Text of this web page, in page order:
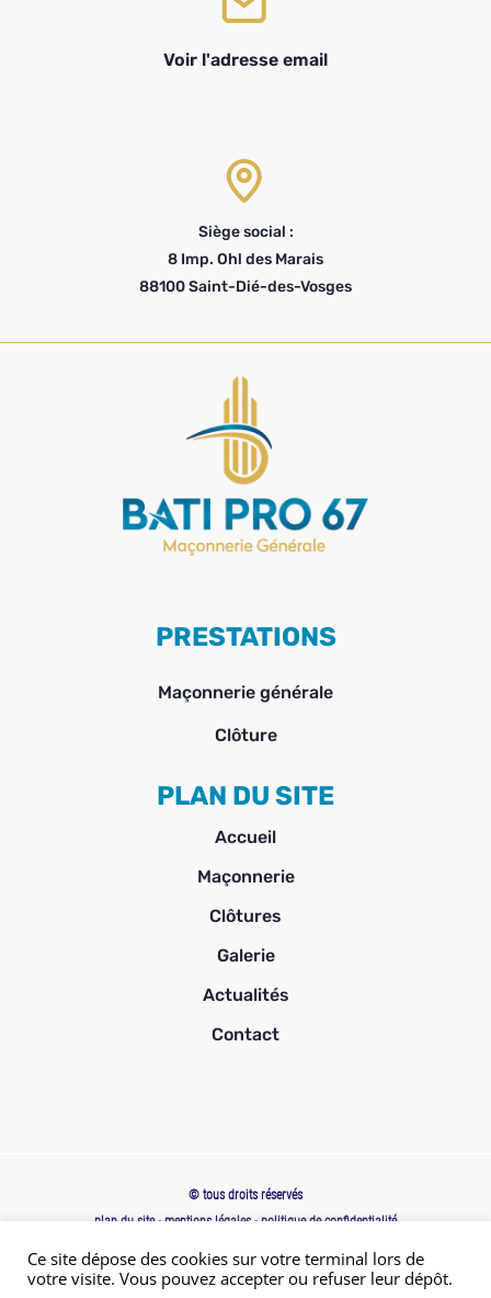
Voir l'adresse email
Siège social :
8 Imp. Ohl des Marais
88100 Saint-Dié-des-Vosges
PRESTATIONS
Maçonnerie générale
Clôture
PLAN DU SITE
Accueil
Maçonnerie
Clôtures
Galerie
Actualités
Contact
© tous droits réservés
plan du site-mentions légales-politique de confidentialité
INOVA WEB
Ce site dépose des cookies sur votre terminal lors de
votre visite. Vous pouvez accepter ou refuser leur dépôt.